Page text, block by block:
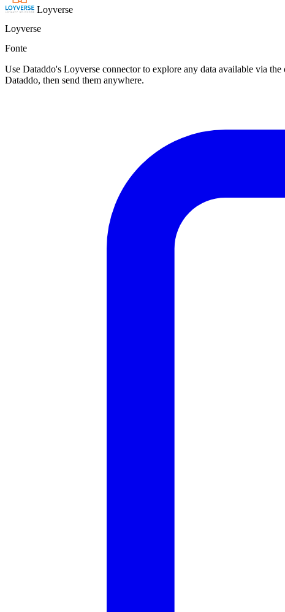
Loyverse
Loyverse
Fonte
Use Dataddo's Loyverse connector to explore any data available via
Dataddo, then send them anywhere.